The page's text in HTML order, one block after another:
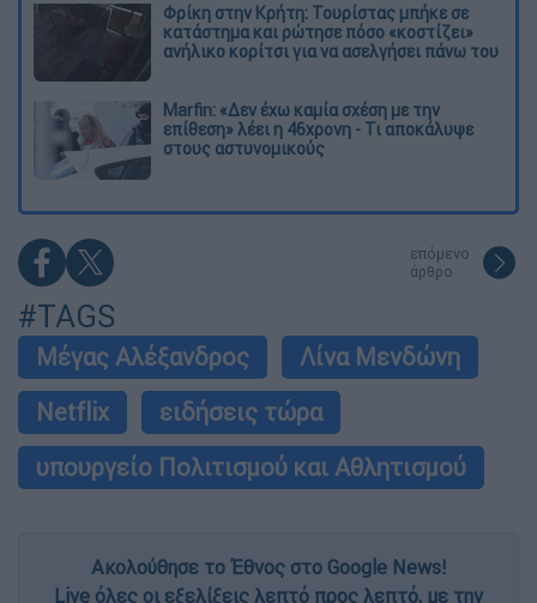
Φρίκη στην Κρήτη: Τουρίστας μπήκε σε
κατάστημα και ρώτησε πόσο «κοστίζει»
ανήλικο κορίτσι για να ασελγήσει πάνω του
Marfin: «Δεν έχω καμία σχέση με την
επίθεση» λέει η 46χρονη - Τι αποκάλυψε
στους αστυνομικούς
επόμενο
άρθρο
#TAGS
Μέγας Αλέξανδρος
Λίνα Μενδώνη
Netflix
ειδήσεις τώρα
υπουργείο Πολιτισμού και Αθλητισμού
Ακολούθησε το Έθνος στο Google News!
Live όλες οι εξελίξεις λεπτό προς λεπτό, με την